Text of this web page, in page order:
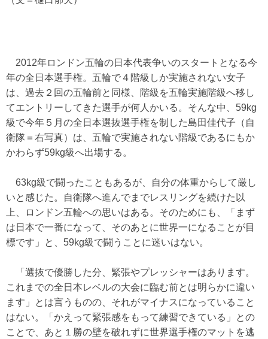
2012年ロンドン五輪の日本代表争いのスタートとなる今
年の全日本選手権。五輪で４階級しか実施されない女子
は、過去２回の五輪前と同様、階級を五輪実施階級へ移し
てエントリーしてきた選手が何人かいる。そんな中、59kg
級で今年５月の全日本選抜選手権を制した島田佳代子（自
衛隊＝右写真）は、五輪で実施されない階級であるにもか
かわらず59kg級へ出場する。
63kg級で闘ったこともあるが、自分の体重からして厳し
いと感じた。自衛隊へ進んでまでレスリングを続けた以
上、ロンドン五輪への思いはある。そのためにも、「まず
は日本で一番になって、そのあとに世界一になることが目
標です」と、59kg級で闘うことに迷いはない。
「選抜で優勝した分、緊張やプレッシャーはあります。
これまでの全日本レベルの大会に臨む前とは明らかに違い
ます」とは言うものの、それがマイナスになっていること
はない。「かえって緊張感をもって練習できている」との
ことで、あと１勝の壁を破れずに世界選手権のマットを逃